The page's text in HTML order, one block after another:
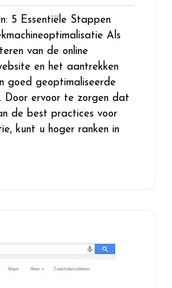
reacties
5 Essentiële Stappen
Als
van de online
en het aantrekken
goed geoptimaliseerde
Door ervoor te zorgen dat
de best practices voor
kunt u hoger ranken in